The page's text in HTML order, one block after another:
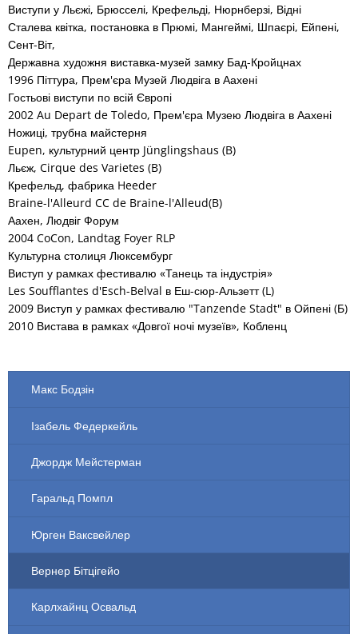
Виступи у Льєжі, Брюсселі, Крефельді, Нюрнберзі, Відні
Сталева квітка, постановка в Прюмі, Мангеймі, Шпаєрі, Ейпені,
Сент-Віт,
Державна художня виставка-музей замку Бад-Кройцнах
1996 Піттура, Прем'єра Музей Людвіга в Аахені
Гостьові виступи по всій Європі
2002 Au Depart de Toledo, Прем'єра Музею Людвіга в Аахені
Ножиці, трубна майстерня
Eupen, культурний центр Jünglingshaus (B)
Льєж, Cirque des Varietes (B)
Крефельд, фабрика Heeder
Braine-l'Alleurd CC de Braine-l'Alleud(B)
Аахен, Людвіг Форум
2004 CoCon, Landtag Foyer RLP
Культурна столиця Люксембург
Виступ у рамках фестивалю «Танець та індустрія»
Les Soufflantes d'Esch-Belval в Еш-сюр-Альзетт (L)
2009 Виступ у рамках фестивалю "Tanzende Stadt" в Ойпені (Б)
2010 Вистава в рамках «Довгої ночі музеїв», Кобленц
Макс Бодзін
Ізабель Федеркейль
Джордж Мейстерман
Гаральд Помпл
Юрген Ваксвейлер
Вернер Бітцігейо
Карлхайнц Освальд